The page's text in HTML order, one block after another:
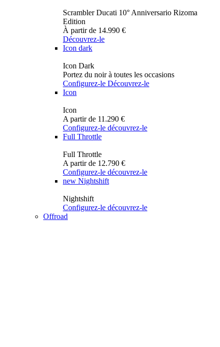
Scrambler Ducati 10° Anniversario Rizoma
Edition
À partir de 14.990 €
Découvrez-le
Icon dark
Icon Dark
Portez du noir à toutes les occasions
Configurez-le Découvrez-le
Icon
Icon
A partir de 11.290 €
Configurez-le découvrez-le
Full Throttle
Full Throttle
A partir de 12.790 €
Configurez-le découvrez-le
new Nightshift
Nightshift
Configurez-le découvrez-le
Offroad